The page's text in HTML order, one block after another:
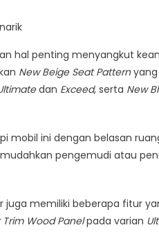
hal penting menyangkut
New Beige Seat Patternyang
dan Exceed, serta New
mobil ini dengan belasan
pengemudi atau
juga memiliki beberapa fitur
Trim Wood Panelpada varian